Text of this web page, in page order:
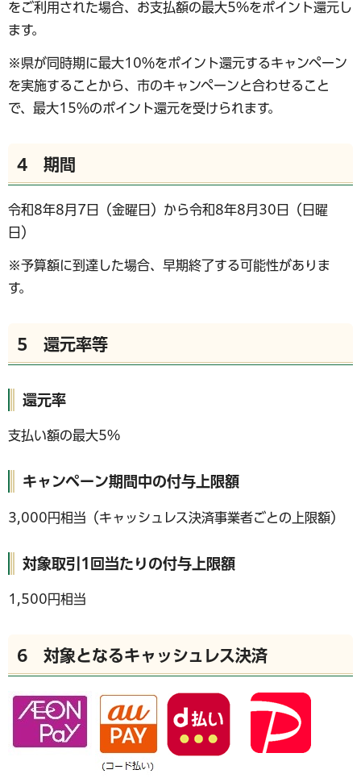
をご利用された場合、お支払額の最大5%をポイント還元し
ます。
※県が同時期に最大10％をポイント還元するキャンペーン
を実施することから、市のキャンペーンと合わせること
で、最大15％のポイント還元を受けられます。
4 期間
令和8年8月7日（金曜日）から令和8年8月30日（日曜
日）
※予算額に到達した場合、早期終了する可能性がありま
す。
5 還元率等
還元率
支払い額の最大5%
キャンペーン期間中の付与上限額
3,000円相当（キャッシュレス決済事業者ごとの上限額）
対象取引1回当たりの付与上限額
1,500円相当
6 対象となるキャッシュレス決済